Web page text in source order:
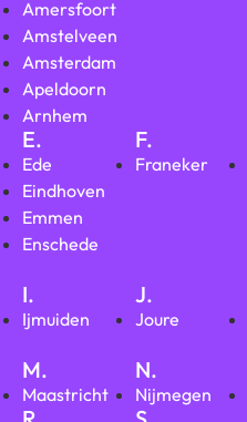
Amersfoort
Amstelveen
Amsterdam
Apeldoorn
Arnhem
E.
Ede
Eindhoven
Emmen
Enschede
F.
Franeker
I.
Ijmuiden
J.
Joure
M.
Maastricht
N.
Nijmegen